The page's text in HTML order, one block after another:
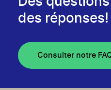
des réponses!
Consulter notre